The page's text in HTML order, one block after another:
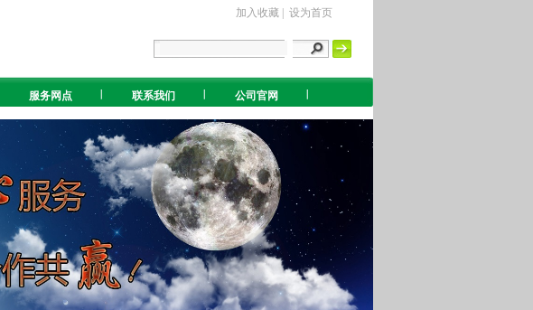
服务网点 联系我们 公司官网
加入收藏 | 设为首页